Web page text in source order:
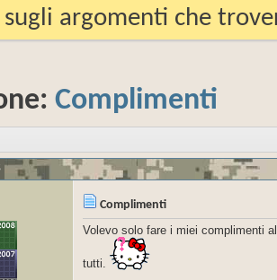
sugli argomenti che
Complimenti
Complimenti
Volevo solo fare i miei complimenti
tutti.